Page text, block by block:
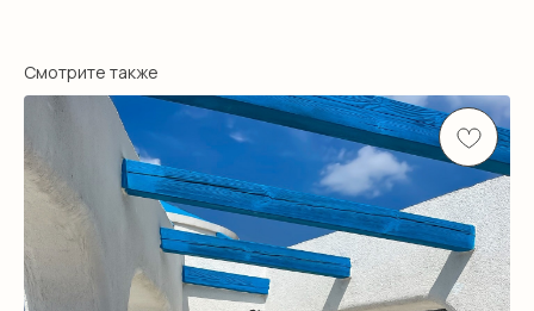
Смотрите также